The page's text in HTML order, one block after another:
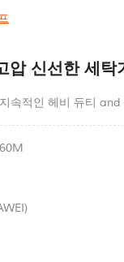
압 신선한 세탁
속적인 헤비 듀티 and